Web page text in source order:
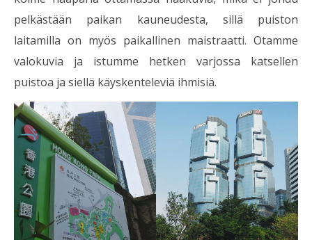
pelkästään paikan kauneudesta, sillä puiston
laitamilla on myös paikallinen maistraatti. Otamme
valokuvia ja istumme hetken varjossa katsellen
puistoa ja siellä käyskenteleviä ihmisiä.